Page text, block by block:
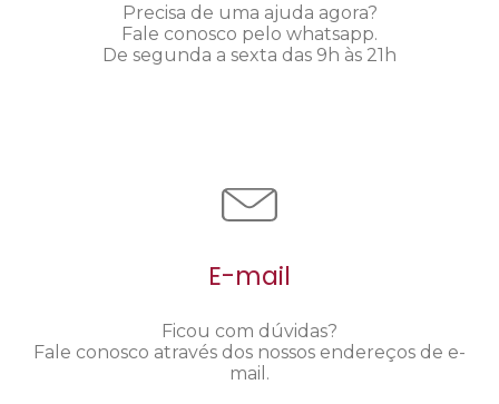
Precisa de uma ajuda agora?
Fale conosco pelo whatsapp.
De segunda a sexta das 9h às 21h
E-mail
Ficou com dúvidas?
Fale conosco através dos nossos endereços de e-
mail.